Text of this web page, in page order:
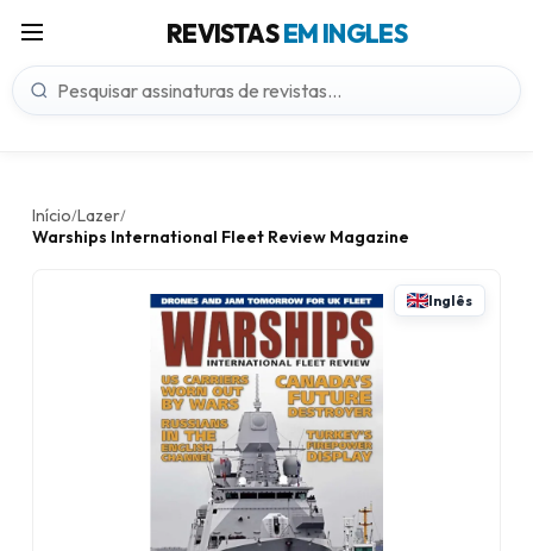
REVISTASEM INGLES
Início/Lazer/
Warships International Fleet Review Magazine
Inglês